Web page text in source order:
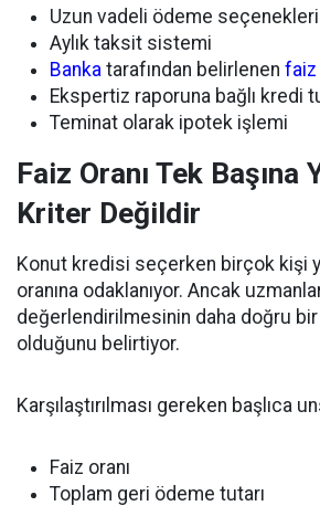
Uzun vadeli ödeme seçenekleri
Aylık taksit sistemi
Banka tarafından belirlenen faiz
Ekspertiz raporuna bağlı kredi
Teminat olarak ipotek işlemi
Faiz Oranı Tek Başına
Kriter Değildir
Konut kredisi seçerken birçok kişi
oranına odaklanıyor. Ancak
değerlendirilmesinin daha doğru bir
olduğunu belirtiyor.
Karşılaştırılması gereken başlıca
Faiz oranı
Toplam geri ödeme tutarı